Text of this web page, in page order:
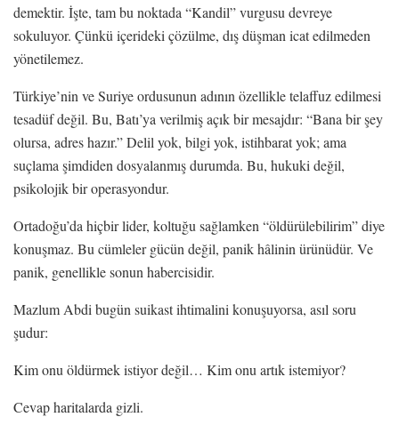
demektir. İşte, tam bu noktada “Kandil” vurgusu devreye
sokuluyor. Çünkü içerideki çözülme, dış düşman icat edilmeden
yönetilemez.
Türkiye’nin ve Suriye ordusunun adının özellikle telaffuz edilmesi
tesadüf değil. Bu, Batı’ya verilmiş açık bir mesajdır: “Bana bir şey
olursa, adres hazır.” Delil yok, bilgi yok, istihbarat yok; ama
suçlama şimdiden dosyalanmış durumda. Bu, hukuki değil,
psikolojik bir operasyondur.
Ortadoğu’da hiçbir lider, koltuğu sağlamken “öldürülebilirim” diye
konuşmaz. Bu cümleler gücün değil, panik hâlinin ürünüdür. Ve
panik, genellikle sonun habercisidir.
Mazlum Abdi bugün suikast ihtimalini konuşuyorsa, asıl soru
şudur:
Kim onu öldürmek istiyor değil… Kim onu artık istemiyor?
Cevap haritalarda gizli.